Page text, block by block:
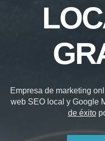
Empresa de marketing
web SEO local y Google
de éxito